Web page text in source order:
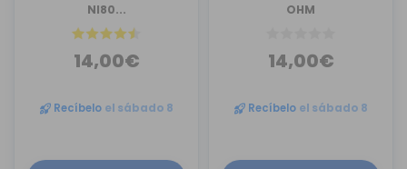
NI80...
14,00€
Recíbelo el sábado 8
OHM
14,00€
Recíbelo el sábado 8